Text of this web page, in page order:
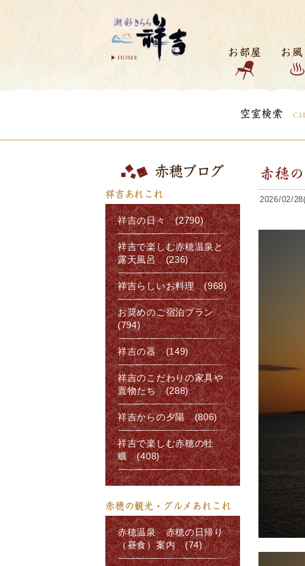
HOME お部屋 お風
空室検索
赤穂
2026/02/
赤穂ブログ
祥吉あれこれ
祥吉の日々 (2790)
祥吉で楽しむ赤穂温泉と
露天風呂 (236)
祥吉らしいお料理 (968)
お奨めのご宿泊プラン
(794)
祥吉の器 (149)
祥吉のこだわりの家具や
置物たち (288)
祥吉からの夕陽 (806)
祥吉で楽しむ赤穂の牡
蠣 (408)
赤穂の観光・グルメあれこれ
赤穂温泉 赤穂の日帰り
（昼食）案内 (74)